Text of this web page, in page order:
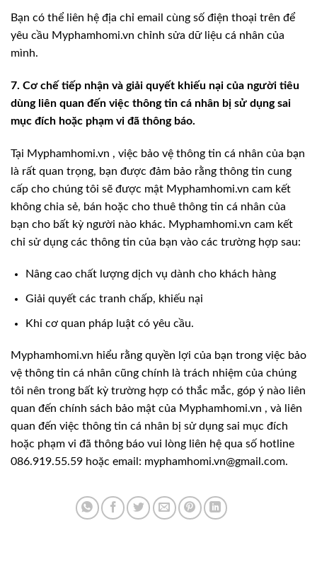
Bạn có thể liên hệ địa chỉ email cùng số điện thoại trên để
yêu cầu Myphamhomi.vn chỉnh sửa dữ liệu cá nhân của
mình.
7. Cơ chế tiếp nhận và giải quyết khiếu nại của người tiêu
dùng liên quan đến việc thông tin cá nhân bị sử dụng sai
mục đích hoặc phạm vi đã thông báo.
Tại Myphamhomi.vn , việc bảo vệ thông tin cá nhân của bạn
là rất quan trọng, bạn được đảm bảo rằng thông tin cung
cấp cho chúng tôi sẽ được mật Myphamhomi.vn cam kết
không chia sẻ, bán hoặc cho thuê thông tin cá nhân của
bạn cho bất kỳ người nào khác. Myphamhomi.vn cam kết
chỉ sử dụng các thông tin của bạn vào các trường hợp sau:
Nâng cao chất lượng dịch vụ dành cho khách hàng
Giải quyết các tranh chấp, khiếu nại
Khi cơ quan pháp luật có yêu cầu.
Myphamhomi.vn hiểu rằng quyền lợi của bạn trong việc bảo
vệ thông tin cá nhân cũng chính là trách nhiệm của chúng
tôi nên trong bất kỳ trường hợp có thắc mắc, góp ý nào liên
quan đến chính sách bảo mật của Myphamhomi.vn , và liên
quan đến việc thông tin cá nhân bị sử dụng sai mục đích
hoặc phạm vi đã thông báo vui lòng liên hệ qua số hotline
086.919.55.59 hoặc email: myphamhomi.vn@gmail.com.